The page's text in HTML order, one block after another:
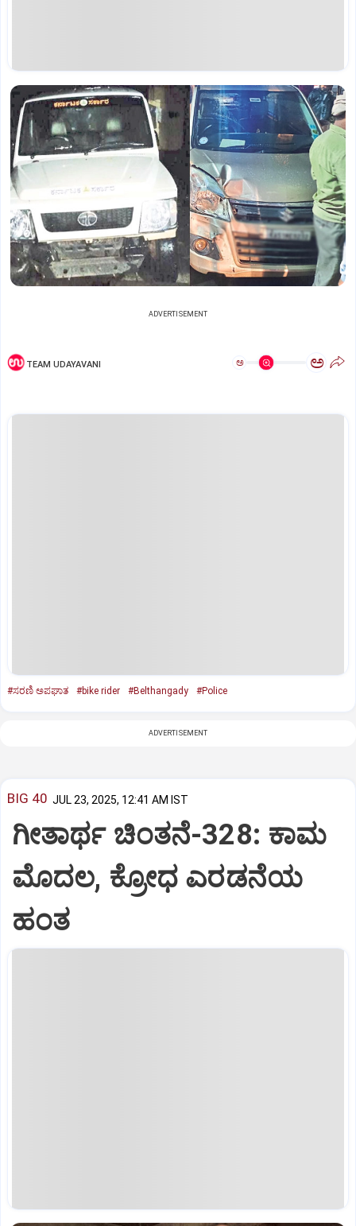
ADVERTISEMENT
TEAM UDAYAVANI ಅ ಅ
#ಸರಣಿ ಅಪಘಾತ #bike rider #Belthangady #Police
ADVERTISEMENT
BIG 40 JUL 23, 2025, 12:41 AM IST
ಗೀತಾರ್ಥ ಚಿಂತನೆ-328: ಕಾಮ
ಮೊದಲ, ಕ್ರೋಧ ಎರಡನೆಯ
ಹಂತ